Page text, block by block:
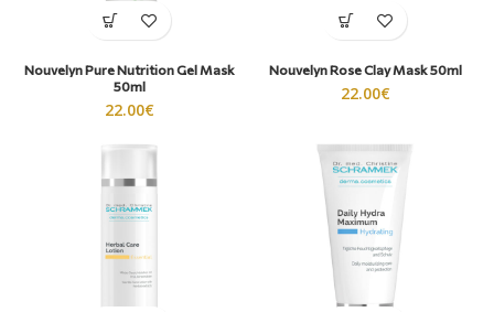
Nouvelyn Pure Nutrition Gel Mask
50ml
22.00€
Nouvelyn Rose Clay Mask 50ml
22.00€